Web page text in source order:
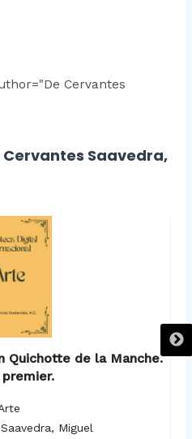
Cervantes
Cervantes Saavedra,
Quichotte de la Manche.
Miguel